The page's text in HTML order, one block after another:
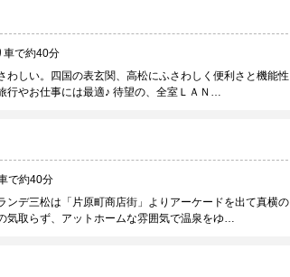
車で約40分
しい。四国の表玄関、高松にふさわしく便利さと機能性
行やお仕事には最適♪ 待望の、全室ＬＡＮ…
で約40分
デ三松は「片原町商店街」よりアーケードを出て真横の
気取らず、アットホームな雰囲気で温泉をゆ…